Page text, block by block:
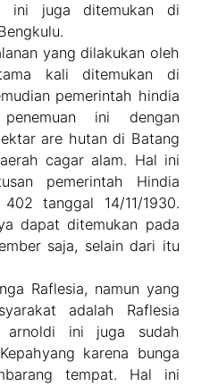
ini juga ditemukan di
yang dilakukan oleh
kali ditemukan di
pemerintah hindia
ini dengan
are hutan di Batang
cagar alam. Hal ini
pemerintah Hindia
tanggal 14/11/1930.
dapat ditemukan pada
saja, selain dari itu
Raflesia, namun yang
adalah Raflesia
arnoldi ini juga sudah
karena bunga
tempat. Hal ini